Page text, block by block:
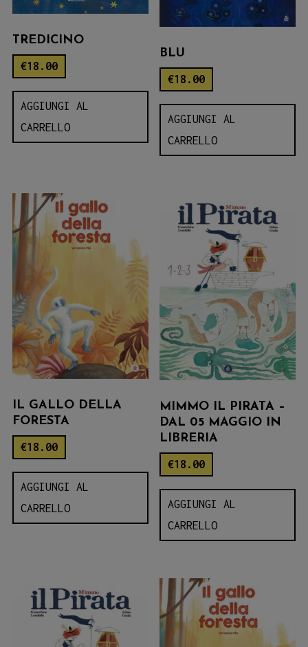
TREDICINO
€18.00
AGGIUNGI AL
CARRELLO
BLU
€18.00
AGGIUNGI AL
CARRELLO
IL GALLO DELLA
FORESTA
€18.00
AGGIUNGI AL
CARRELLO
MIMMO IL PIRATA –
DAL 05 MAGGIO IN
LIBRERIA
€18.00
AGGIUNGI AL
CARRELLO